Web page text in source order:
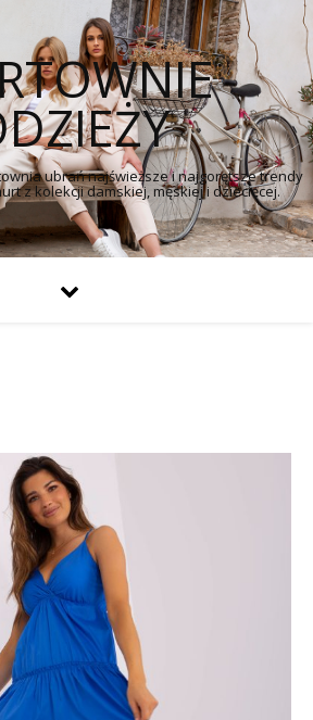
ubrań najświeższe i najgorętsze trendy
z kolekcji damskiej, męskiej i dziecięcej.